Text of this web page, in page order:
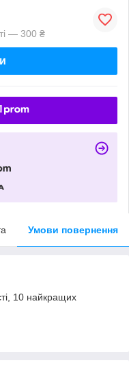
— 300 ₴
Умови повернення
10 найкращих